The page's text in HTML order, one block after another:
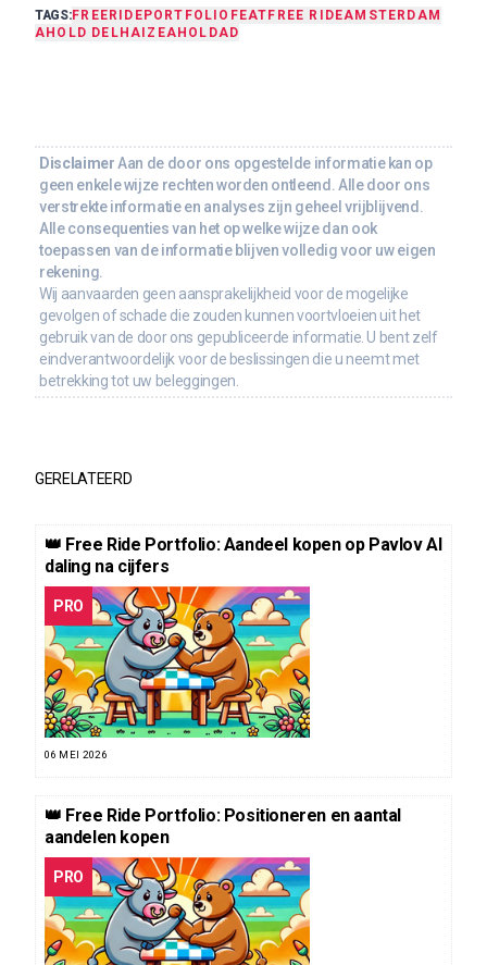
TAGS:FREERIDEPORTFOLIO FEATFREE RIDEAMSTERDAM
AHOLD DELHAIZEAHOLDAD
Disclaimer Aan de door ons opgestelde informatie kan op
geen enkele wijze rechten worden ontleend. Alle door ons
verstrekte informatie en analyses zijn geheel vrijblijvend.
Alle consequenties van het op welke wijze dan ook
toepassen van de informatie blijven volledig voor uw eigen
rekening.
Wij aanvaarden geen aansprakelijkheid voor de mogelijke
gevolgen of schade die zouden kunnen voortvloeien uit het
gebruik van de door ons gepubliceerde informatie. U bent zelf
eindverantwoordelijk voor de beslissingen die u neemt met
betrekking tot uw beleggingen.
GERELATEERD
👑 Free Ride Portfolio: Aandeel kopen op Pavlov AI
daling na cijfers
PRO
06 MEI 2026
👑 Free Ride Portfolio: Positioneren en aantal
aandelen kopen
PRO